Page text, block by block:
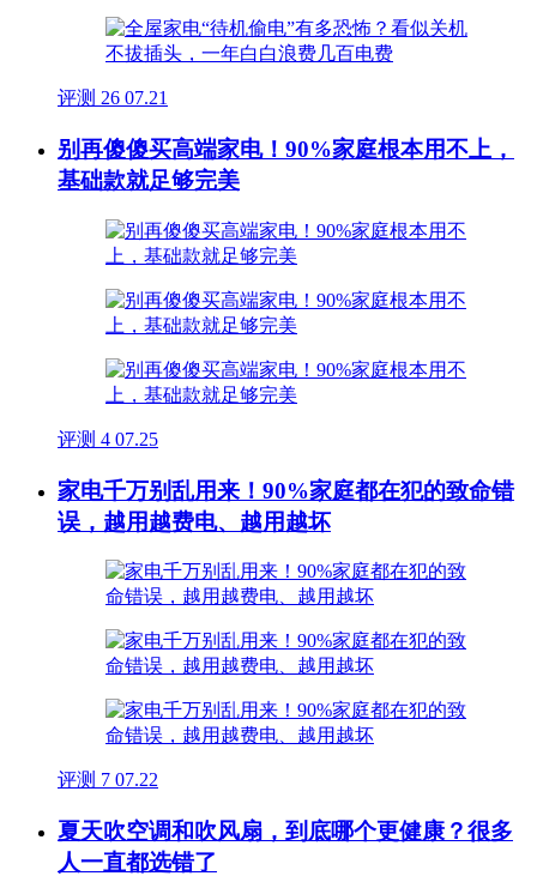
评测 26 07.21
别再傻傻买高端家电！90%家庭根本用不上，
基础款就足够完美
评测 4 07.25
家电千万别乱用来！90%家庭都在犯的致命错
误，越用越费电、越用越坏
评测 7 07.22
夏天吹空调和吹风扇，到底哪个更健康？很多
人一直都选错了